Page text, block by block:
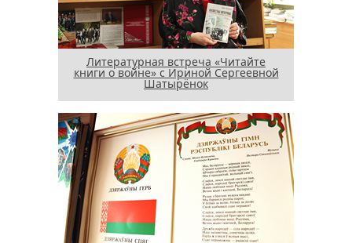
Литературная встреча «Читайте
книги о войне» с Ириной Сергеевной
Шатырёнок